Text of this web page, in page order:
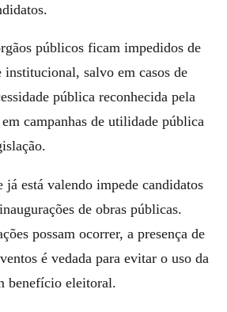
públicos ficam impedidos de
salvo em casos de
pública reconhecida pela
campanhas de utilidade pública
está valendo impede candidatos
de obras públicas.
possam ocorrer, a presença de
é vedada para evitar o uso da
benefício eleitoral.